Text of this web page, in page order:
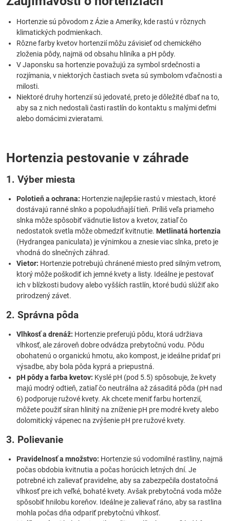
Hortenzie sú pôvodom z Ázie a Ameriky, kde rastú v rôznych
klimatických podmienkach.
Rôzne farby kvetov hortenzií môžu závisieť od chemického
zloženia pôdy, najmä od obsahu hliníka a pH pôdy.
V Japonsku sa hortenzie považujú za symbol srdečnosti a
rozjímania, v niektorých častiach sveta sú symbolom vďačnosti a
milosti.
Niektoré druhy hortenzií sú jedovaté, preto je dôležité dbať na to,
aby sa z nich nedostali časti rastlín do kontaktu s malými deťmi
alebo domácimi zvieratami.
Hortenzia pestovanie v záhrade
1. Výber miesta
Polotieň a ochrana: Hortenzie najlepšie rastú v miestach, ktoré
dostávajú ranné slnko a popoludňajší tieň. Príliš veľa priameho
slnka môže spôsobiť vädnutie listov a kvetov, zatiaľ čo
nedostatok svetla môže obmedziť kvitnutie. Metlinatá hortenzia
(Hydrangea paniculata) je výnimkou a znesie viac slnka, preto je
vhodná do slnečných záhrad.
Vietor: Hortenzie potrebujú chránené miesto pred silným vetrom,
ktorý môže poškodiť ich jemné kvety a listy. Ideálne je pestovať
ich v blízkosti budovy alebo vyšších rastlín, ktoré budú slúžiť ako
prirodzený závet.
2. Správna pôda
Vlhkosť a drenáž: Hortenzie preferujú pôdu, ktorá udržiava
vlhkosť, ale zároveň dobre odvádza prebytočnú vodu. Pôdu
obohatenú o organickú hmotu, ako kompost, je ideálne pridať pri
výsadbe, aby bola pôda kyprá a priepustná.
pH pôdy a farba kvetov: Kyslé pH (pod 5.5) spôsobuje, že kvety
majú modrý odtieň, zatiaľ čo neutrálna až zásaditá pôda (pH nad
6) podporuje ružové kvety. Ak chcete meniť farbu hortenzií,
môžete použiť síran hlinitý na zníženie pH pre modré kvety alebo
dolomitický vápenec na zvýšenie pH pre ružové kvety.
3. Polievanie
Pravidelnosť a množstvo: Hortenzie sú vodomilné rastliny, najmä
počas obdobia kvitnutia a počas horúcich letných dní. Je
potrebné ich zalievať pravidelne, aby sa zabezpečila dostatočná
vlhkosť pre ich veľké, bohaté kvety. Avšak prebytočná voda môže
spôsobiť hnilobu koreňov. Ideálne je zalievať ráno, aby sa rastlina
mohla počas dňa odpariť prebytočnú vlhkosť.